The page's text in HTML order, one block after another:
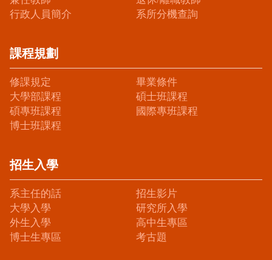
行政人員簡介
系所分機查詢
課程規劃
修課規定
畢業條件
大學部課程
碩士班課程
碩專班課程
國際專班課程
博士班課程
招生入學
系主任的話
招生影片
大學入學
研究所入學
外生入學
高中生專區
博士生專區
考古題